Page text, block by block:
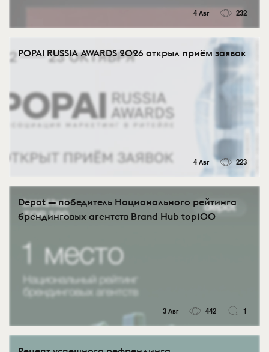
4 Авг 232
POPAI RUSSIA AWARDS 2026 открыл приём заявок
4 Авг 223
Depot — победитель Национального рейтинга
брендинговых агентств Brand Hub top100
3 Авг 442 1